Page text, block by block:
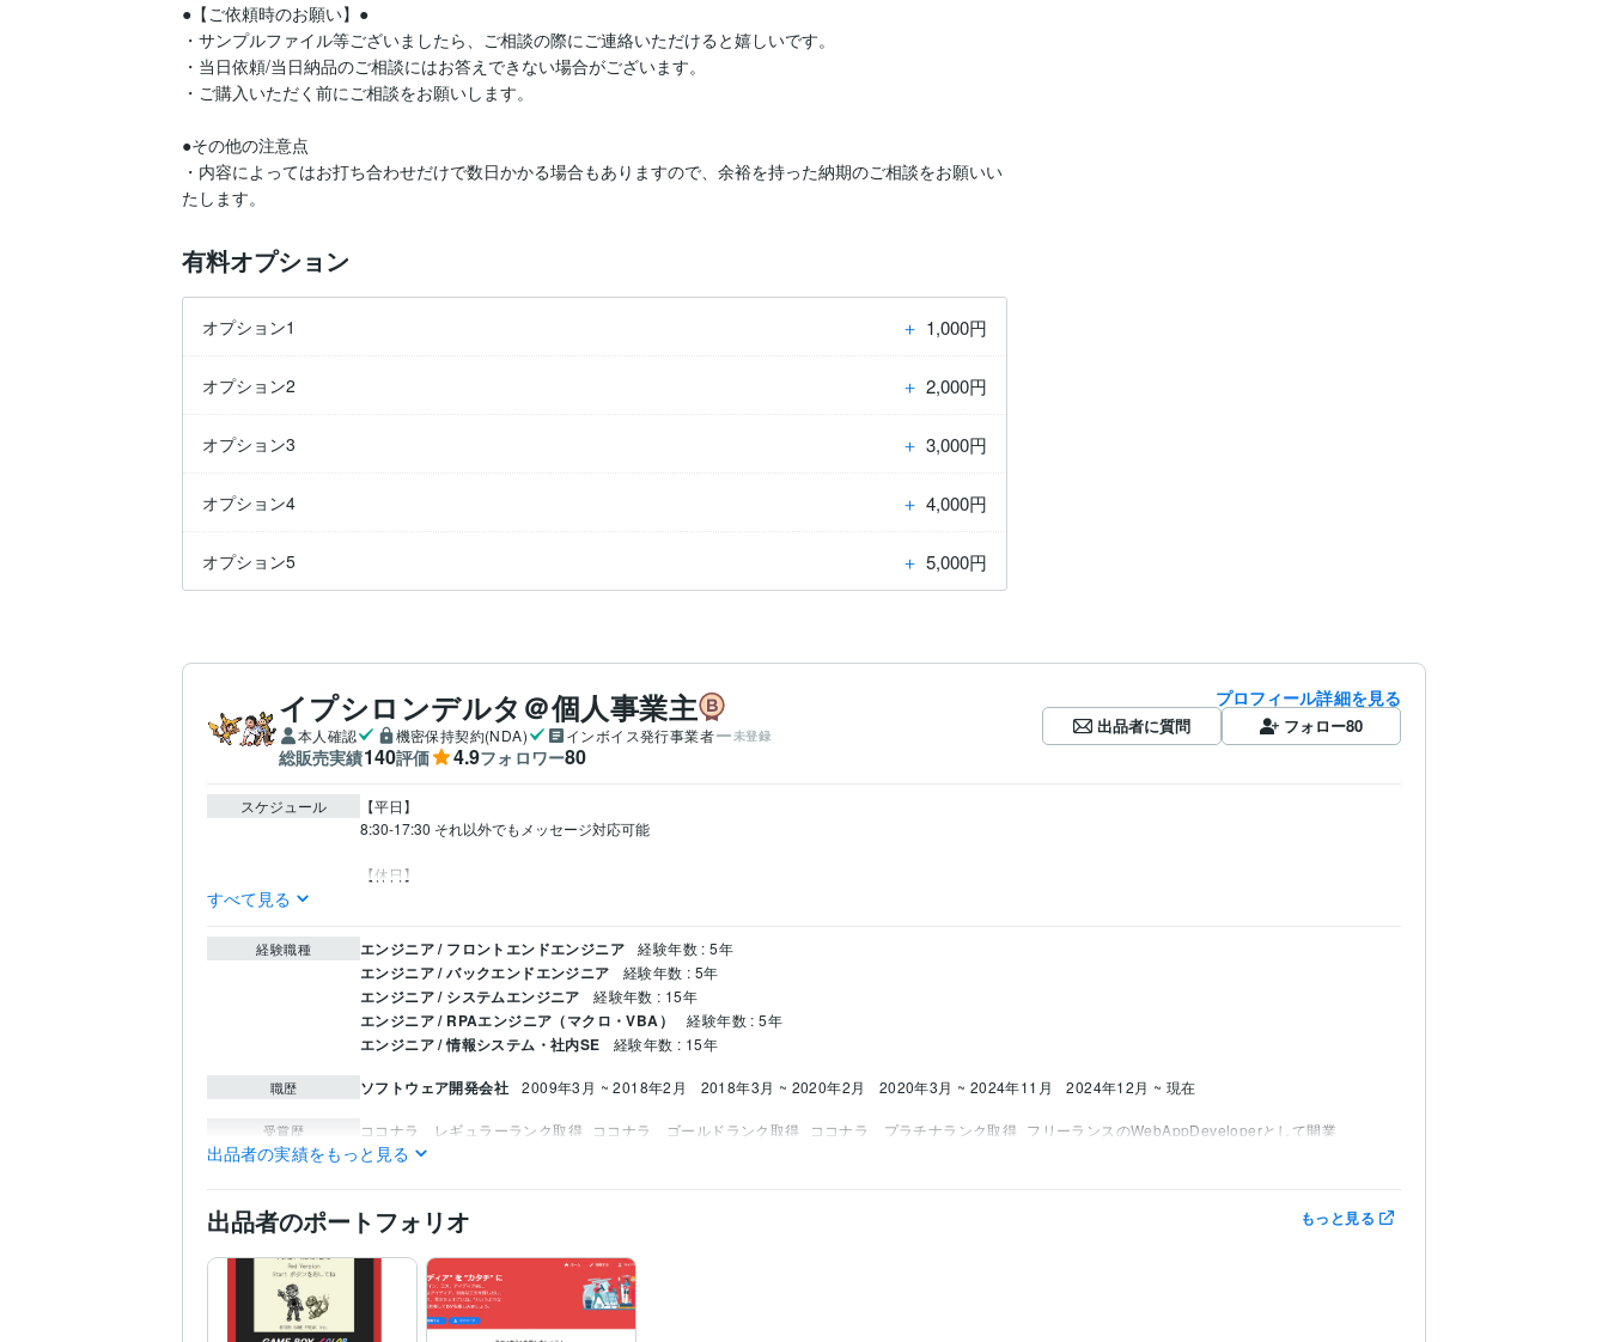
●【ご依頼時のお願い】●
・サンプルファイル等ございましたら、ご相談の際にご連絡いただけると嬉しいです。
・当日依頼/当日納品のご相談にはお答えできない場合がございます。
・ご購入いただく前にご相談をお願いします。
●その他の注意点
・内容によってはお打ち合わせだけで数日かかる場合もありますので、余裕を持った納期のご相談をお願いい
たします。
有料オプション
オプション1 ＋ 1,000円
オプション2 ＋ 2,000円
オプション3 ＋ 3,000円
オプション4 ＋ 4,000円
オプション5 ＋ 5,000円
イプシロンデルタ＠個人事業主
本人確認 機密保持契約(NDA) インボイス発行事業者 未登録
総販売実績140評価 4.9フォロワー80
プロフィール詳細を見る
出品者に質問 フォロー80
スケジュール
【平日】
8:30-17:30 それ以外でもメッセージ対応可能
【休日】
すべて見る
経験職種 エンジニア / フロントエンドエンジニア 経験年数 : 5年
エンジニア / バックエンドエンジニア 経験年数 : 5年
エンジニア / システムエンジニア 経験年数 : 15年
エンジニア / RPAエンジニア（マクロ・VBA） 経験年数 : 5年
エンジニア / 情報システム・社内SE 経験年数 : 15年
職歴 ソフトウェア開発会社 2009年3月 ~ 2018年2月 2018年3月 ~ 2020年2月 2020年3月 ~ 2024年11月 2024年12月 ~ 現在
受賞歴 ココナラ　レギュラーランク取得 ココナラ　ゴールドランク取得 ココナラ　プラチナランク取得 フリーランスのWebAppDeveloperとして開業
VBAエキスパートProfessional 取得年 : 2019年
プログラミング言
語・フレームワーク
JavaScript:10年
Subversion:5年C:5年C#:5年C++:5年
ビジネス・クリエイ
ティブツール
WordPress:1年Excel:10年 Google スプレッドシート:5年
出品者の実績をもっと見る
出品者のポートフォリオ もっと見る